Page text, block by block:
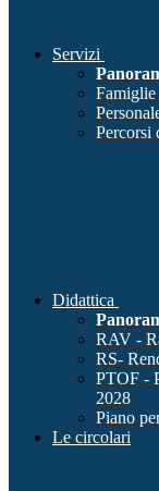
Servizi
Famiglie
Percorsi
Didattica
RAV -
RS-
PTOF -
2028
Piano
Le circolari